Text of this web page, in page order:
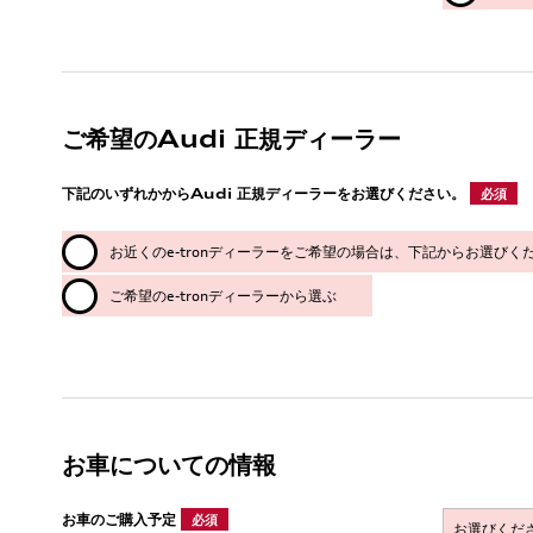
ご希望のAudi 正規ディーラー
下記のいずれかからAudi 正規ディーラーをお選びください。 必須
お近くのe-tronディーラーをご希望の場合は、下記からお選びく
ご希望のe-tronディーラーから選ぶ
お車についての情報
お車のご購入予定 必須